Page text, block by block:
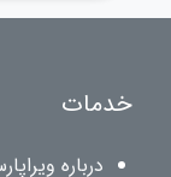
خدمات
درباره